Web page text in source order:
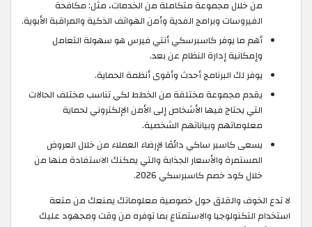
من خلال مجموعة متكاملة من الخدمات، مثل: مكافحة
الفيروسات وبرامج الفدية وأمن الهواتف الذكية والمراقبة الأبوية.
أهم ما يوفر كاسبرسكي أنتي فيرس هو سهولة التعامل
وإمكانية إدارة النظام عن بعد.
يوفر لك البرنامج أحدث وأقوى أنظمة الحماية.
يقدم مجموعة مختلفة من الخطط لكي تناسب مختلف الحالات
التي يحتاج فيها الأشخاص إلى الأمن الإلكتروني لحماية
معلوماتهم وبياناتهم الشخصية.
يسعى كاسبر ساكي دائمًا لإرضاء العملاء من خلال العروض
المستمرة والأسعار الجذابة والتي يمكنك الاستفادة منها من
خلال كود خصم كاسبرسكي 2026.
لا تدع الخوف والقلق حول خصوصية معلوماتك يمنعك من متعة
استخدام التكنولوجيا والاستمتاع بما توفره من وقت ومجهود عليك